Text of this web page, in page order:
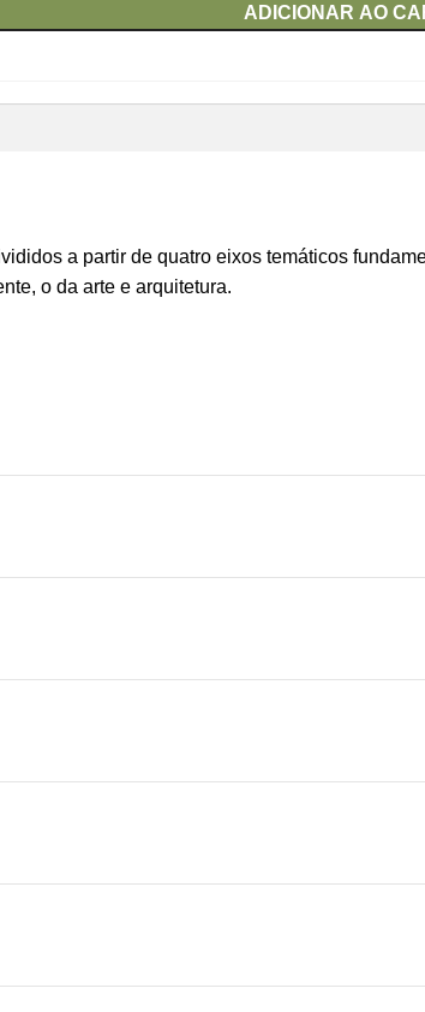
ADICIONAR AO
a partir de quatro eixos temáticos
o da arte e arquitetura.